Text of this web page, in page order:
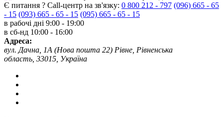
Є питання ? Call-центр на зв'язку: 0 800 212 - 797 (096) 665 - 65
- 15 (093) 665 - 65 - 15 (095) 665 - 65 - 15
в рабочі дні 9:00 - 19:00
в сб-нд 10:00 - 16:00
Адреса:
вул. Дачна, 1А (Нова пошта 22) Рівне, Рівненська
область, 33015, Україна